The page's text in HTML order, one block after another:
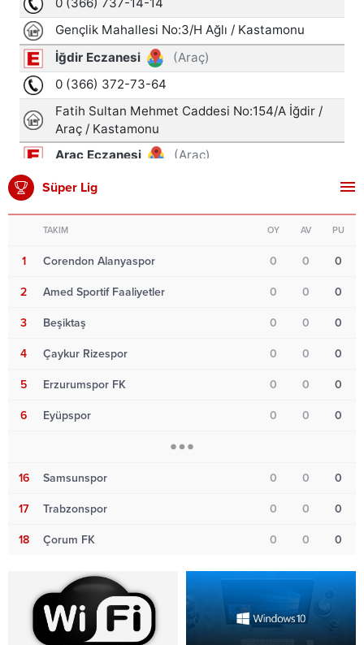
Süper Lig
TAKIM OY AV PU
1 Corendon Alanyaspor 0 0 0
2 Amed Sportif Faaliyetler 0 0 0
3 Beşiktaş 0 0 0
4 Çaykur Rizespor 0 0 0
5 Erzurumspor FK 0 0 0
6 Eyüpspor 0 0 0
16 Samsunspor 0 0 0
17 Trabzonspor 0 0 0
18 Çorum FK 0 0 0